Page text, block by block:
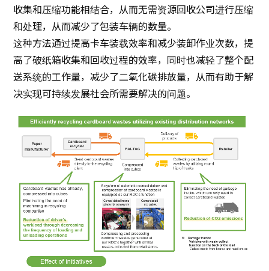
收集和压缩功能相结合，从而无需资源回收公司进行压缩
和处理，从而减少了包装车辆的数量。
这种方法通过提高卡车装载效率和减少装卸作业次数，提
高了破纸箱收集和回收过程的效率，同时也减轻了整个配
送系统的工作量，减少了二氧化碳排放量，从而有助于解
决实现可持续发展社会所需要解决的问题。